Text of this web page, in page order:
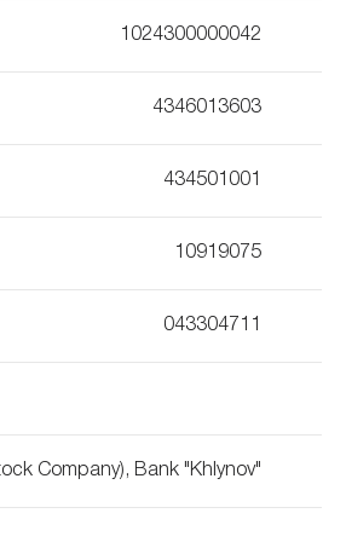
1024300000042
4346013603
434501001
10919075
043304711
Company), Bank "Khlynov"